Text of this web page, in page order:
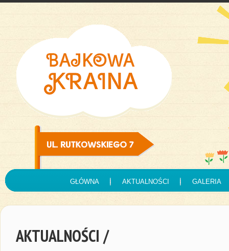
GŁÓWNA AKTUALNOŚCI GALERIA
AKTUALNOŚCI /